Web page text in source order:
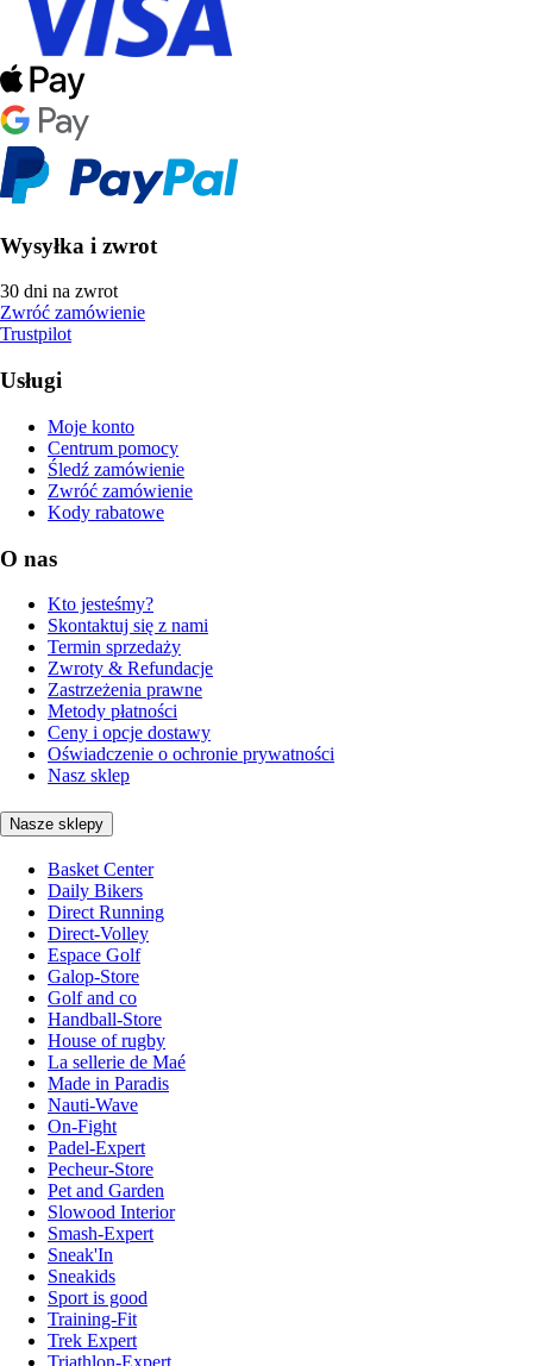
Wysyłka i zwrot
30 dni na zwrot
Zwróć zamówienie
Trustpilot
Usługi
Moje konto
Centrum pomocy
Śledź zamówienie
Zwróć zamówienie
Kody rabatowe
O nas
Kto jesteśmy?
Skontaktuj się z nami
Termin sprzedaży
Zwroty & Refundacje
Zastrzeżenia prawne
Metody płatności
Ceny i opcje dostawy
Oświadczenie o ochronie prywatności
Nasz sklep
Nasze sklepy
Basket Center
Daily Bikers
Direct Running
Direct-Volley
Espace Golf
Galop-Store
Golf and co
Handball-Store
House of rugby
La sellerie de Maé
Made in Paradis
Nauti-Wave
On-Fight
Padel-Expert
Pecheur-Store
Pet and Garden
Slowood Interior
Smash-Expert
Sneak'In
Sneakids
Sport is good
Training-Fit
Trek Expert
Triathlon-Expert